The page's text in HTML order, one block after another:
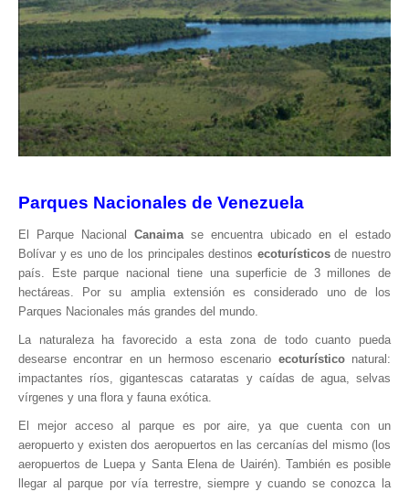
Parque Nacional Sierra Nevada
Parque Nacional Cinaruco-Capanaparo
Parque Nacional Parima-Tapirapeco
Parque Nacional Jaua-Sarisariñama
Ecoturismo en Venezuela
Zona Costera Venezolana
Barlovento
Delta Amacuro
Estado Sucre
La Colonia Tovar
La Gran Sabana
Mérida
Museos y otros sitios de interés en Amazonas
Museos y otros sitios de interés en Anzoátegui
Museos y otros sitios de interés en Aragua
Parques Nacionales de Venezuela
El Parque Nacional Canaima se encuentra ubicado en el estado
Bolívar y es uno de los principales destinos ecoturísticosde nuestro
país. Este parque nacional tiene una superficie de 3 millones de
hectáreas. Por su amplia extensión es considerado uno de los
Parques Nacionales más grandes del mundo.
La naturaleza ha favorecido a esta zona de todo cuanto pueda
desearse encontrar en un hermoso escenario ecoturísticonatural:
impactantes ríos, gigantescas cataratas y caídas de agua, selvas
vírgenes y una flora y fauna exótica.
El mejor acceso al parque es por aire, ya que cuenta con un
aeropuerto y existen dos aeropuertos en las cercanías del mismo (los
aeropuertos de Luepa y Santa Elena de Uairén). También es posible
llegar al parque por vía terrestre, siempre y cuando se conozca la